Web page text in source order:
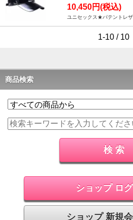
10,450円(税込)
ユニセックス★パテントレ
1-10 / 10
商品検索
ショップ ロ
ショップ 新規